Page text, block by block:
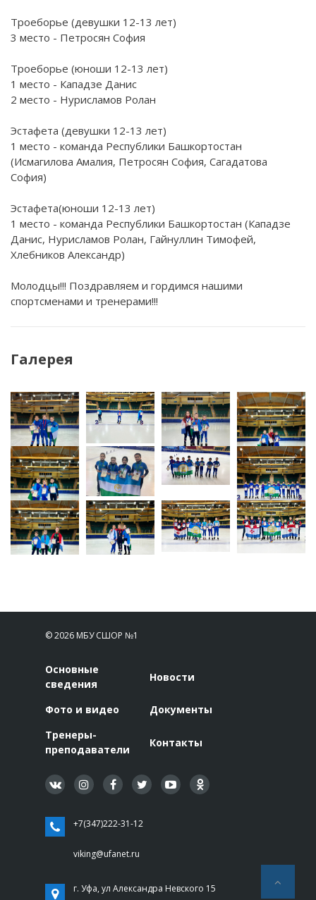
Троеборье (девушки 12-13 лет)
3 место - Петросян София
Троеборье (юноши 12-13 лет)
1 место - Кападзе Данис
2 место - Нурисламов Ролан
Эстафета (девушки 12-13 лет)
1 место - команда Республики Башкортостан
(Исмагилова Амалия, Петросян София, Сагадатова
София)
Эстафета(юноши 12-13 лет)
1 место - команда Республики Башкортостан (Кападзе
Данис, Нурисламов Ролан, Гайнуллин Тимофей,
Хлебников Александр)
Молодцы!!! Поздравляем и гордимся нашими
спортсменами и тренерами!!!
Галерея
© 2026 МБУ СШОР №1
Основные
сведения
Новости
Фото и видео
Документы
Тренеры-
преподаватели
Контакты
+7(347)222-31-12
viking@ufanet.ru
г. Уфа, ул Александра Невского 15